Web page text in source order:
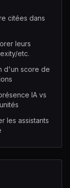
citées dans
leurs
etc.
d'un score de
IA vs
les assistants